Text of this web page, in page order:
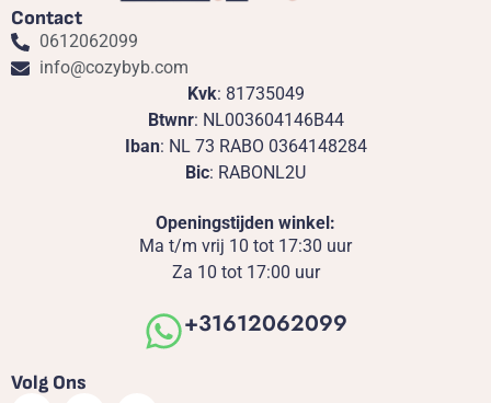
Contact
0612062099
info@cozybyb.com
Kvk: 81735049
Btwnr: NL003604146B44
Iban: NL 73 RABO 0364148284
Bic: RABONL2U
Openingstijden winkel:
Ma t/m vrij 10 tot 17:30 uur
Za 10 tot 17:00 uur
+31612062099
Volg Ons